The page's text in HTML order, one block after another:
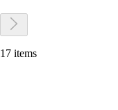
17 items